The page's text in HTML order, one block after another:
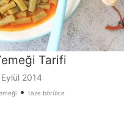
Tarifi
Eylül 2014
• taze börülce